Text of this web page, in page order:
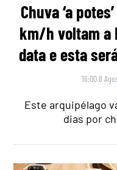
Chuva ‘a
km/h voltam a
data e esta
16:00 8
Este arquipélago
dias por